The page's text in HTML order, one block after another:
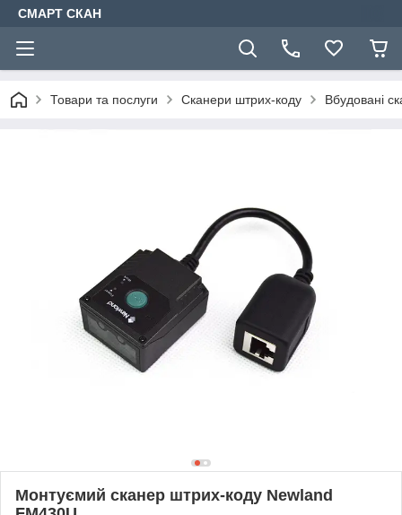
СМАРТ СКАН
Товари та послуги Сканери штрих-коду Вбудовані
Монтуємий сканер штрих-коду Newland